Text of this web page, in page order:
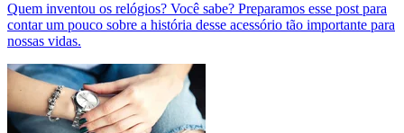
Quem inventou os relógios? Você sabe? Preparamos esse post para
contar um pouco sobre a história desse acessório tão importante para
nossas vidas.